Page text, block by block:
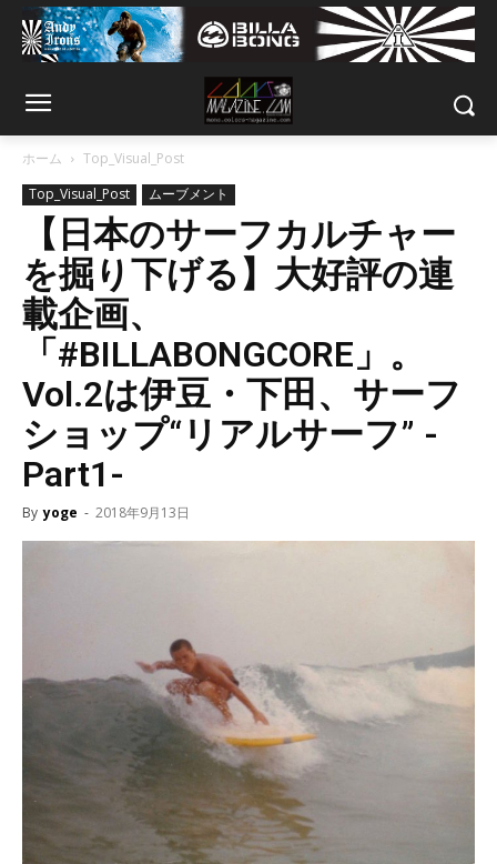
ホーム
Top_Visual_Post
Top_Visual_Post
ムーブメント
【日本のサーフカルチャー
を掘り下げる】大好評の連
載企画、
「#BILLABONGCORE」。
Vol.2は伊豆・下田、サーフ
ショップ“リアルサーフ” -
Part1-
By yoge - 2018年9月13日